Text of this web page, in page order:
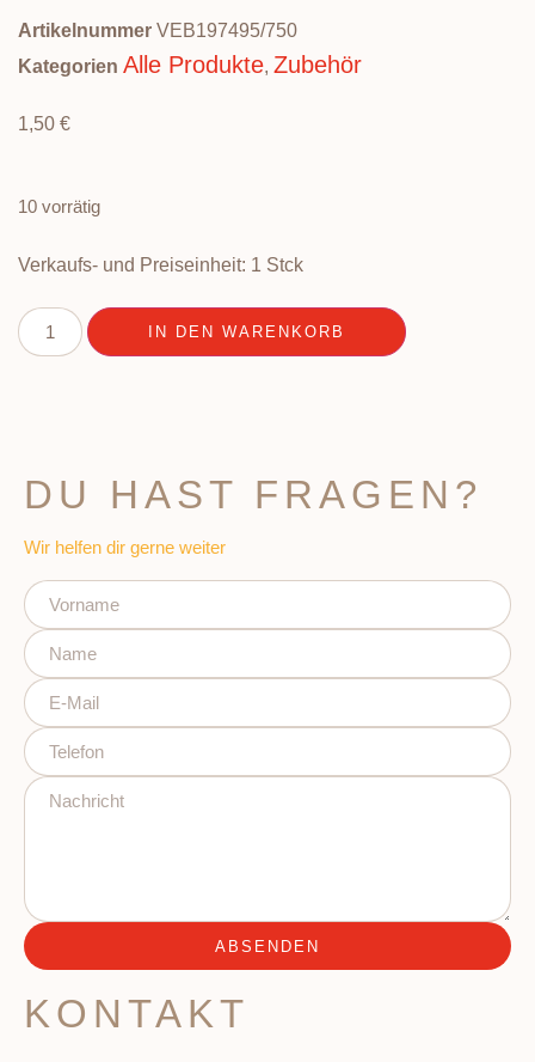
Artikelnummer VEB197495/750
Kategorien Alle Produkte, Zubehör
1,50 €
10 vorrätig
Verkaufs- und Preiseinheit: 1 Stck
IN DEN WARENKORB
DU HAST FRAGEN?
Wir helfen dir gerne weiter
ABSENDEN
KONTAKT